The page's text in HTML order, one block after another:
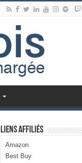
Liens Affiliés
Amazon
Best Buy